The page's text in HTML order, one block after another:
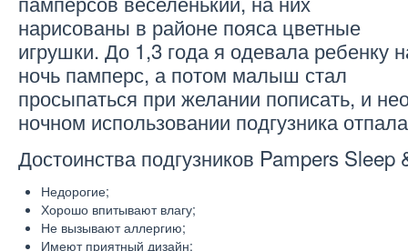
нарисованы в районе пояса цветные
игрушки. До 1,3 года я одевала ребенку
ночь памперс, а потом малыш стал
просыпаться при желании пописать, и
ночном использовании подгузника
Достоинства подгузников Pampers Sleep
Недорогие;
Хорошо впитывают влагу;
Не вызывают аллергию;
Имеют приятный дизайн;